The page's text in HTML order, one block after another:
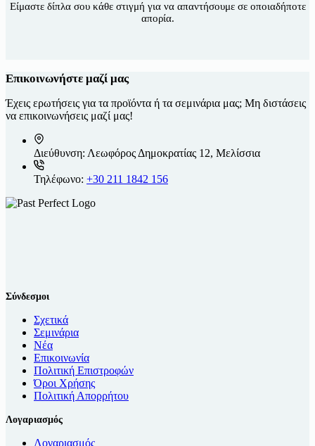
Είμαστε δίπλα σου κάθε στιγμή για να απαντήσουμε σε οποιαδήποτε
απορία.
Επικοινωνήστε μαζί μας
Έχεις ερωτήσεις για τα προϊόντα ή τα σεμινάρια μας; Μη διστάσεις
να επικοινωνήσεις μαζί μας!
Διεύθυνση: Λεωφόρος Δημοκρατίας 12, Μελίσσια
Τηλέφωνο: +30 211 1842 156
Σύνδεσμοι
Σχετικά
Σεμινάρια
Νέα
Επικοινωνία
Πολιτική Επιστροφών
Όροι Χρήσης
Πολιτική Απορρήτου
Λογαριασμός
Λογαριασμός